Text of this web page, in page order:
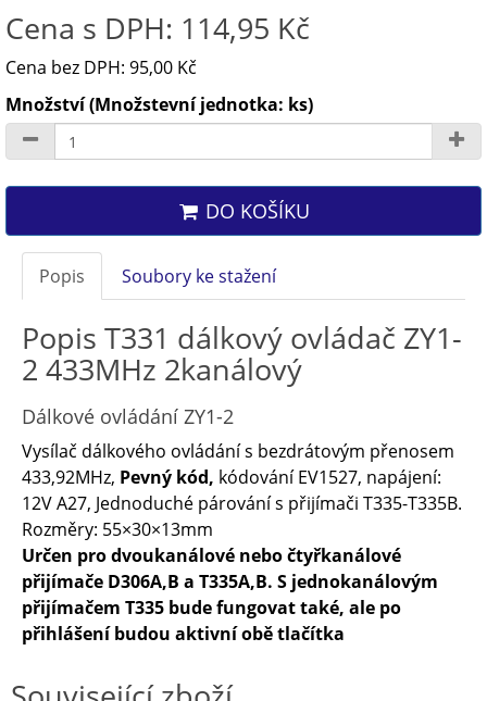
Cena s DPH: 114,95 Kč
Cena bez DPH: 95,00 Kč
Množství (Množstevní jednotka: ks)
DO KOŠÍKU
Popis Soubory ke stažení
Popis T331 dálkový ovládač ZY1-
2 433MHz 2kanálový
Dálkové ovládání ZY1-2
Vysílač dálkového ovládání s bezdrátovým přenosem
433,92MHz, Pevný kód, kódování EV1527, napájení:
12V A27, Jednoduché párování s přijímači T335-T335B.
Rozměry: 55×30×13mm
Určen pro dvoukanálové nebo čtyřkanálové
přijímače D306A,B a T335A,B. S jednokanálovým
přijímačem T335 bude fungovat také, ale po
přihlášení budou aktivní obě tlačítka